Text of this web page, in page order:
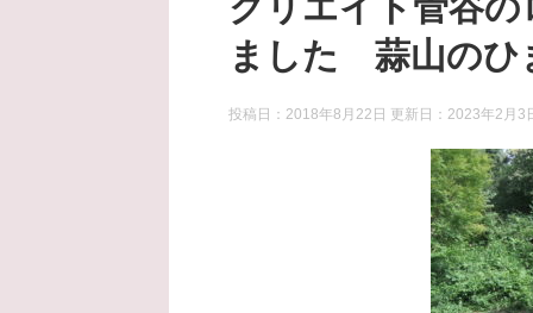
ました 蒜山のひ
投稿日：2018年8月22日 更新日： 2023年2月3